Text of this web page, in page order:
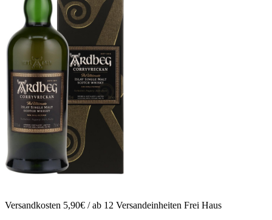
Versandkosten 5,90€ / ab 12 Versandeinheiten Frei Haus